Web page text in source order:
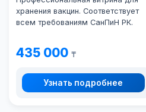
хранения вакцин. Соответствует
всем требованиям СанПиН РК.
435 000 ₸
Узнать подробнее